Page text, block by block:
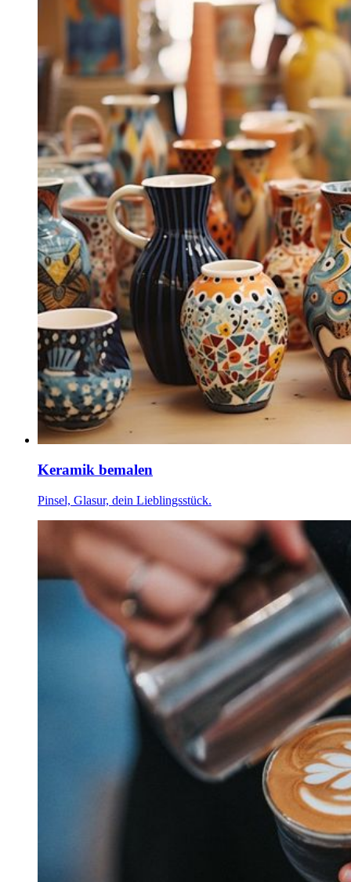
Keramik bemalen
Pinsel, Glasur, dein Lieblingsstück.